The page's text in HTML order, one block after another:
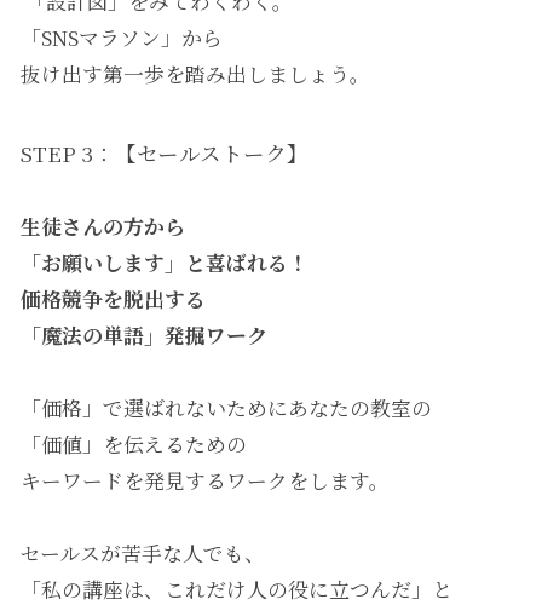
「SNSマラソン」から
抜け出す第一歩を踏み出しましょう。
STEP 3：【セールストーク】
生徒さんの方から
「お願いします」と喜ばれる！
価格競争を脱出する
「魔法の単語」発掘ワーク
「価格」で選ばれないためにあなたの教室の
「価値」を伝えるための
キーワードを発見するワークをします。
セールスが苦手な人でも、
「私の講座は、これだけ人の役に立つんだ」と